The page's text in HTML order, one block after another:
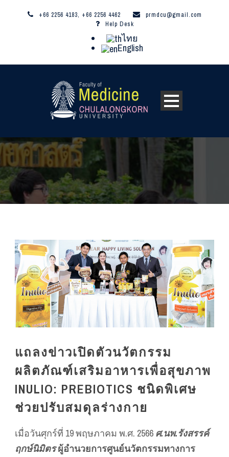
+66 2256 4183, +66 2256 4462
prmdcu@gmail.com
Help Desk
ไทย
English
แถลงข่าวเปิดตัวนวัตกรรม
ผลิตภัณฑ์เสริมอาหารเพื่อสุขภาพ
INULIO: PREBIOTICS ชนิดพิเศษ
ช่วยปรับสมดุลร่างกาย
เมื่อวันศุกร์ที่ 19 พฤษภาคม พ.ศ. 2566 ศ.นพ.รังสรรค์
ฤกษ์นิมิตร ผู้อำนวยการศูนย์นวัตกรรมทางการ